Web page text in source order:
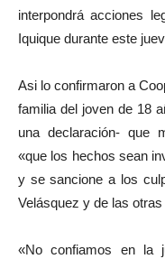
interpondrá acciones
Iquique durante este
Asi lo confirmaron a
familia del joven de 18
una declaración- que
«que los hechos sean
y se sancione a los
Velásquez y de las
«No confiamos en la